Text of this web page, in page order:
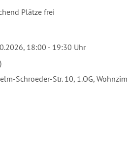
Plätze frei
18:00 - 19:30 Uhr
Schroeder-Str. 10, 1.OG,